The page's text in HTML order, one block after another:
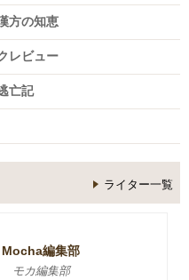
方の知恵
レビュー
亡記
ライター一覧
Mocha編集部
モカ編集部